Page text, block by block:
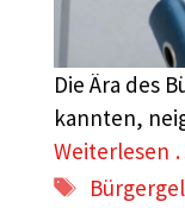
Die Ära des
kannten,
Weiterlesen